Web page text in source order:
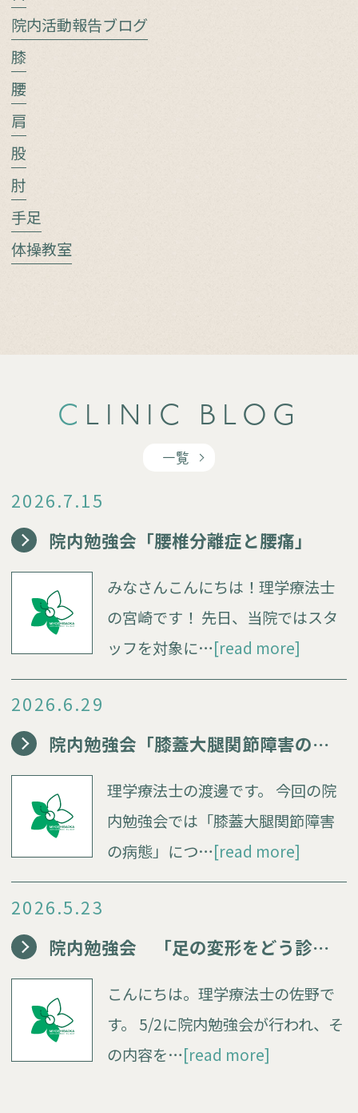
院内活動報告ブログ
膝
腰
肩
股
肘
手足
体操教室
CLINIC BLOG
一覧
2026.7.15
院内勉強会「腰椎分離症と腰痛」
みなさんこんにちは！理学療法士
の宮崎です！ 先日、当院ではスタ
ッフを対象に…[read more]
2026.6.29
院内勉強会「膝蓋大腿関節障害の病態」
理学療法士の渡邊です。 今回の院
内勉強会では「膝蓋大腿関節障害
の病態」につ…[read more]
2026.5.23
院内勉強会 「足の変形をどう診る？」
こんにちは。理学療法士の佐野で
す。 5/2に院内勉強会が行われ、そ
の内容を…[read more]